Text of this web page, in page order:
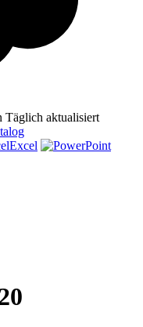
Täglich aktualisiert
Excel